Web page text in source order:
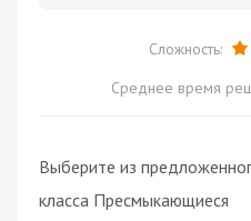
Сложность:
Среднее время
Выберите из
класса Пресмыкающиеся